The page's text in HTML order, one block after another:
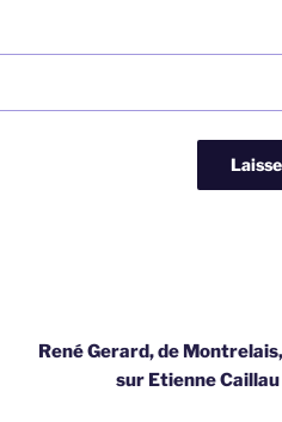
René Gerard, de
sur Etienne